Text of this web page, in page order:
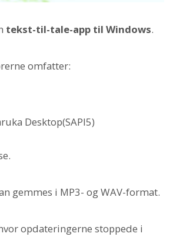
tekst-til-tale-app til Windows.
omfatter:
Desktop(SAPI5)
gemmes i MP3- og WAV-format.
opdateringerne stoppede i